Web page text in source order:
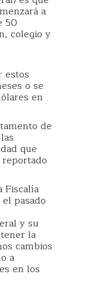
a
50
colegio y
estos
o se
en
de
que
Fiscalía
pasado
y su
la
cambios
a
en los